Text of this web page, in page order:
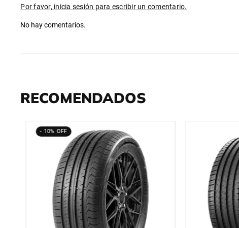
Por favor, inicia sesión para escribir un comentario.
No hay comentarios.
RECOMENDADOS
10%